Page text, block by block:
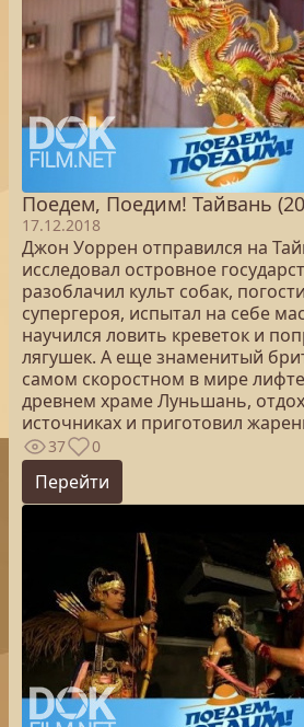
Поедем, Поедим! Тайвань
17.12.2018
Джон Уоррен отправился на
исследовал островное
разоблачил культ собак,
супергероя, испытал на себе
научился ловить креветок и
лягушек. А еще знаменитый
самом скоростном в мире
древнем храме Луньшань,
источниках и приготовил
37 0
Перейти